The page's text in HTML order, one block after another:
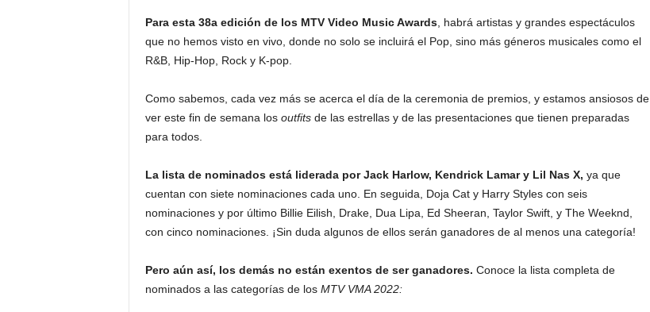
Para esta 38a edición de los MTV Video Music Awards, habrá artistas y grandes espectáculos
que no hemos visto en vivo, donde no solo se incluirá el Pop, sino más géneros musicales como el
R&B, Hip-Hop, Rock y K-pop.
Como sabemos, cada vez más se acerca el día de la ceremonia de premios, y estamos ansiosos de
ver este fin de semana los outfitsde las estrellas y de las presentaciones que tienen preparadas
para todos.
La lista de nominados está liderada por Jack Harlow, Kendrick Lamar y Lil Nas X, ya que
cuentan con siete nominaciones cada uno. En seguida, Doja Cat y Harry Styles con seis
nominaciones y por último Billie Eilish, Drake, Dua Lipa, Ed Sheeran, Taylor Swift, y The Weeknd,
con cinco nominaciones. ¡Sin duda algunos de ellos serán ganadores de al menos una categoría!
Pero aún así, los demás no están exentos de ser ganadores. Conoce la lista completa de
nominados a las categorías de los MTV VMA 2022: